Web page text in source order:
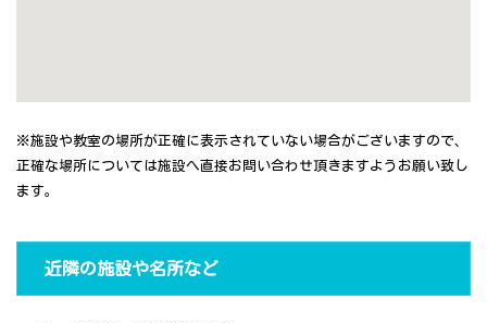
※施設や教室の場所が正確に表示されていない場合がございますので、
正確な場所については施設へ直接お問い合わせ頂きますようお願い致し
ます。
近隣の施設や名所など